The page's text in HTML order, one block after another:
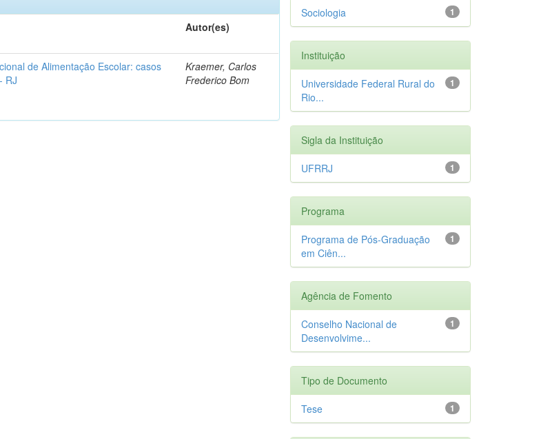
Autor(es)
de Alimentação Escolar: casos
RJ
Kraemer, Carlos
Frederico Bom
1
Sociologia
Instituição
1
Universidade Federal Rural do
Rio...
Sigla da Instituição
1
UFRRJ
Programa
1
Programa de Pós-Graduação
em Ciên...
Agência de Fomento
1
Conselho Nacional de
Desenvolvime...
Tipo de Documento
1
Tese